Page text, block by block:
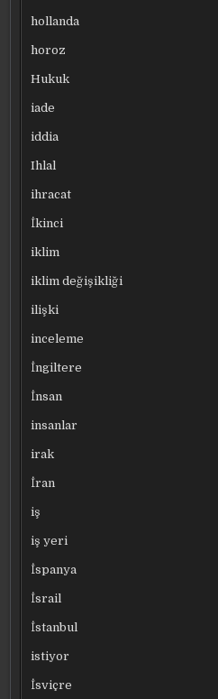
hollanda
horoz
Hukuk
iade
iddia
Ihlal
ihracat
İkinci
iklim
iklim değişikliği
ilişki
inceleme
İngiltere
İnsan
insanlar
irak
İran
iş
iş yeri
İspanya
İsrail
İstanbul
istiyor
İsviçre